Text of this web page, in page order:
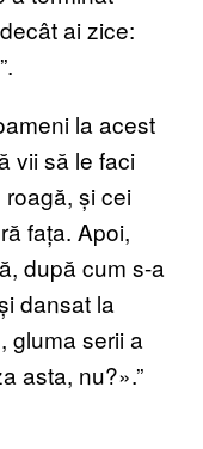
ai zice:
la acest
vii să le faci
și cei
fața. Apoi,
după cum s-a
dansat la
gluma serii a
asta, nu?».”